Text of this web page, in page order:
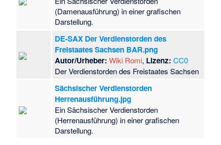
(Damenausführung) in einer grafischen
Darstellung.
DE-SAX Der Verdienstorden des
Freistaates Sachsen BAR.png
Autor/Urheber: Wiki Romi, Lizenz: CC0
Der Verdienstorden des Freistaates Sachsen
Sächsischer Verdienstorden
Herrenausführung.jpg
Ein Sächsischer Verdienstorden
(Herrenausführung) in einer grafischen
Darstellung.